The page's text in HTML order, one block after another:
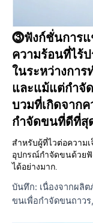
⓷ฟังก์ชั่นการแ
ความร้อนที่ไร้
ในระหว่างการ
และแม้แต่กำจั
บวมที่เกิดจาก
กำจัดขนที่ดีที่สุ
สำหรับผู้ที่ไวต่อความ
อุปกรณ์กำจัดขนด้วยฟั
ได้อย่างมาก.
บันทึก: เนื่องจากผลิ
ขนเพื่อกำจัดขนถาว